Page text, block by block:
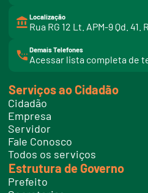
Localização
Rua RG 12 Lt. APM-9 Qd.
Demais Telefones
Acessar lista completa de
i
t
e
l
f
o
e
s
Serviços ao Cidadão
Cidadão
Empresa
Servidor
Fale Conosco
Todos os serviços
Estrutura de Governo
Prefeito